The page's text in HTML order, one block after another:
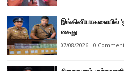
இங்கினியாகலையில்
கைது
07/08/2026 - 0